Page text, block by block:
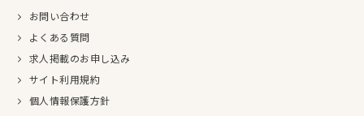
お問い合わせ
よくある質問
求人掲載のお申し込み
サイト利用規約
個人情報保護方針